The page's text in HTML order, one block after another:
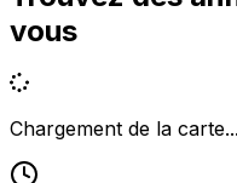
vous
Chargement de la carte...